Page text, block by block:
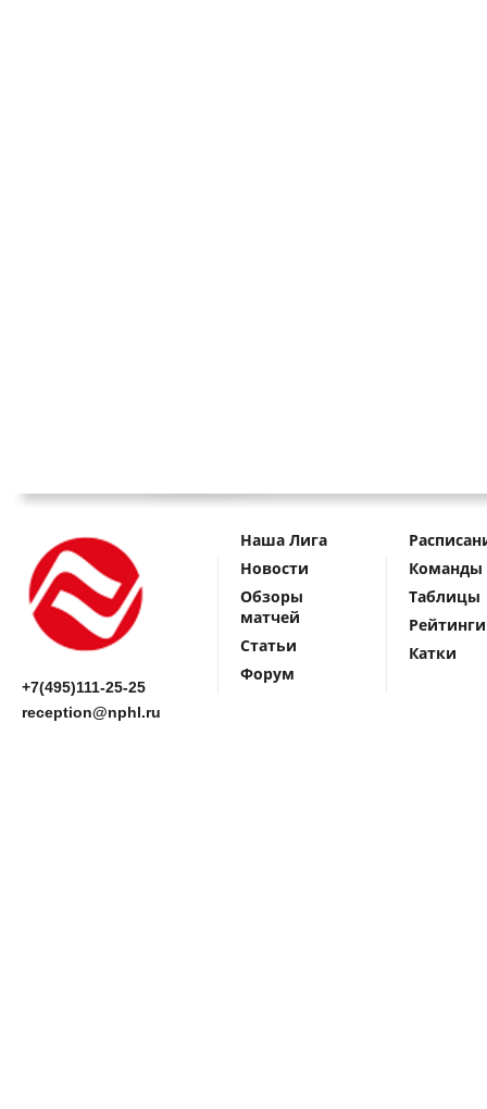
+7(495)111-25-25
reception@nphl.ru
Наша Лига
Новости
Обзоры
матчей
Статьи
Форум
Команды
Таблицы
Рейтинги
Катки